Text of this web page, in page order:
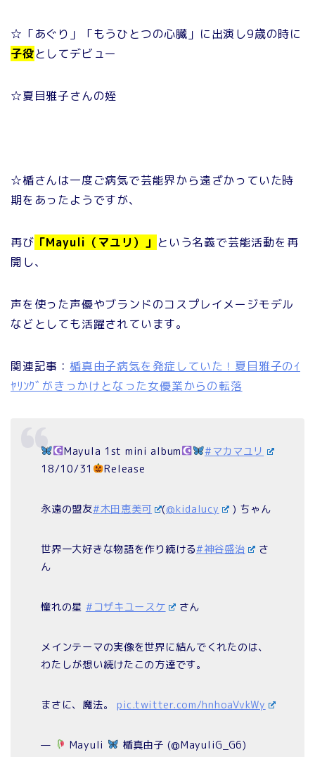
☆「あぐり」「もうひとつの心臓」に出演し9歳の時に
子役としてデビュー
☆夏目雅子さんの姪
☆楯さんは一度ご病気で芸能界から遠ざかっていた時
期をあったようですが、
再び 「Mayuli（マユリ）」 という名義で芸能活動を再
開し、
声を使った声優やブランドのコスプレイメージモデル
などとしても活躍されています。
関連記事： 楯真由子病気を発症していた！夏目雅子のｲ
ﾔﾘﾝｸﾞがきっかけとなった女優業からの転落
Mayula 1st mini album
#マカマユリ
18/10/31
Release
永遠の盟友#木田恵美可 (@kidalucy ) ちゃん
世界一大好きな物語を作り続ける#神谷盛治
さ
ん
憧れの星 #コザキユースケ さん
メインテーマの実像を世界に結んでくれたのは、
わたしが想い続けたこの方達です。
まさに、魔法。 pic.twitter.com/hnhoaVvkWy
— Mayuli
楯真由子 (@MayuliG_G6)